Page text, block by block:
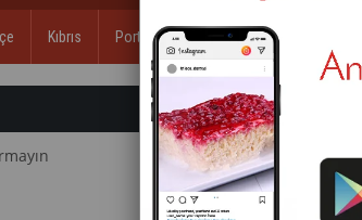
Kıbrıs Porto Çikokek Tiramisu
ANASAYFA> CHEESECAKE